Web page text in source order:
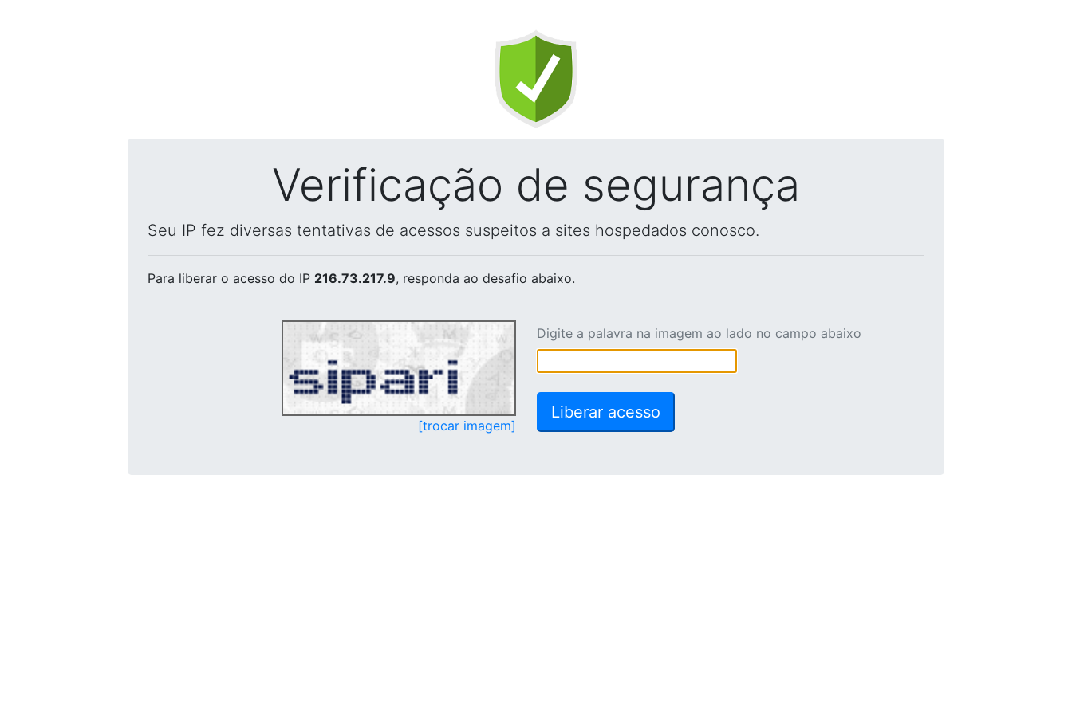
Verificação de segurança
Seu IP fez diversas tentativas de acessos suspeitos a sites hospedados conosco.
Para liberar o acesso do IP 216.73.217.9, responda ao desafio abaixo.
[trocar imagem]
Digite a palavra na imagem ao lado no campo abaixo